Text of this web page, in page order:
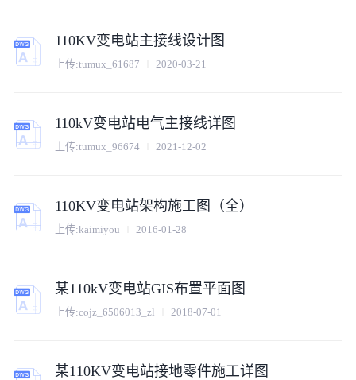
110KV变电站主接线设计图
上传:tumux_61687 2020-03-21
110kV变电站电气主接线详图
上传:tumux_96674 2021-12-02
110KV变电站架构施工图（全）
上传:kaimiyou 2016-01-28
某110kV变电站GIS布置平面图
上传:cojz_6506013_zl 2018-07-01
某110KV变电站接地零件施工详图